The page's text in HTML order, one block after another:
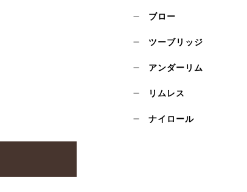
ブロー
ツーブリッジ
アンダーリム
リムレス
ナイロール